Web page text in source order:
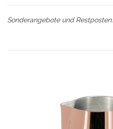
Sonderangebote und Restposten.